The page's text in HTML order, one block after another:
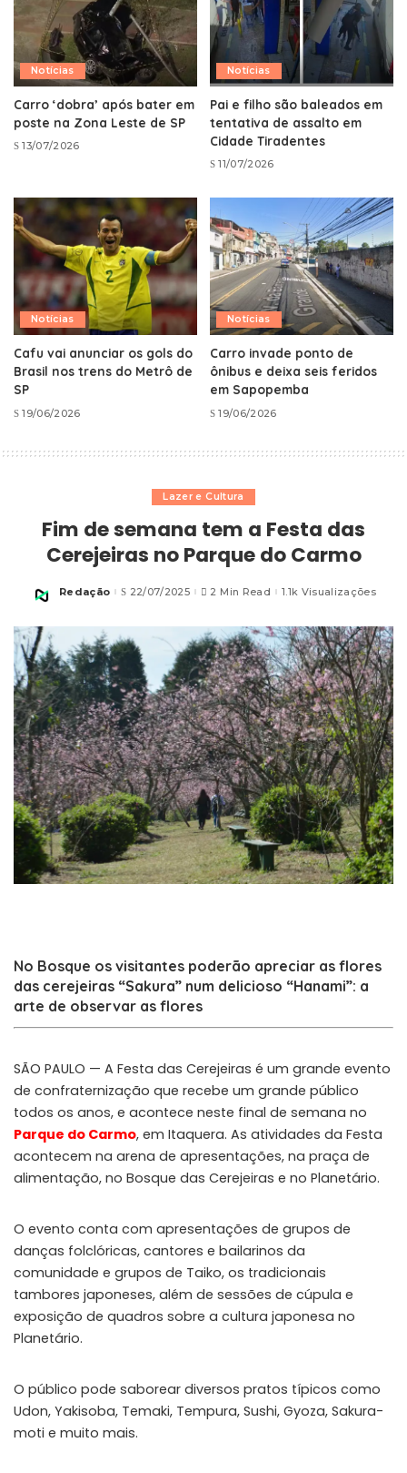
Notícias
Carro ‘dobra’ após bater em
poste na Zona Leste de SP
13/07/2026
Notícias
Pai e filho são baleados em
tentativa de assalto em
Cidade Tiradentes
11/07/2026
Notícias
Cafu vai anunciar os gols do
Brasil nos trens do Metrô de
SP
19/06/2026
Notícias
Carro invade ponto de
ônibus e deixa seis feridos
em Sapopemba
19/06/2026
Lazer e Cultura
Fim de semana tem a Festa das
Cerejeiras no Parque do Carmo
Posted
Redação 22/07/2025 2 Min Read 1.1k Visualizações
No Bosque os visitantes poderão apreciar as flores
das cerejeiras “Sakura” num delicioso “Hanami”: a
arte de observar as flores
SÃO PAULO — A Festa das Cerejeiras é um grande evento
de confraternização que recebe um grande público
todos os anos, e acontece neste final de semana no
Parque do Carmo, em Itaquera. As atividades da Festa
acontecem na arena de apresentações, na praça de
alimentação, no Bosque das Cerejeiras e no Planetário.
O evento conta com apresentações de grupos de
danças folclóricas, cantores e bailarinos da
comunidade e grupos de Taiko, os tradicionais
tambores japoneses, além de sessões de cúpula e
exposição de quadros sobre a cultura japonesa no
Planetário.
O público pode saborear diversos pratos típicos como
Udon, Yakisoba, Temaki, Tempura, Sushi, Gyoza, Sakura-
moti e muito mais.